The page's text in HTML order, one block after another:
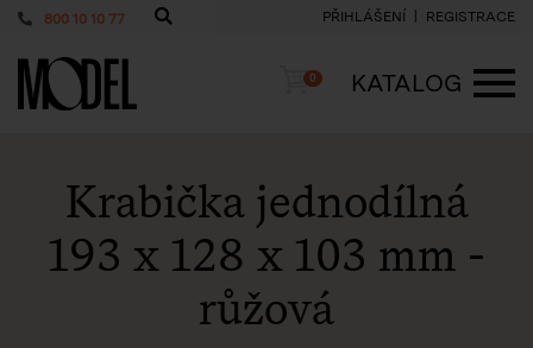
800 10 10 77 PŘIHLÁŠENÍ REGISTRACE
PackShop Košík
0
KATALOG
Krabička jednodílná
193 x 128 x 103 mm -
růžová